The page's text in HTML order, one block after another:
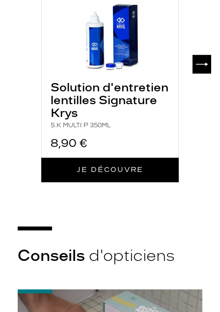
Solution d'entretien
lentilles Signature
Krys
S.K MULTI P 350ML
8,90 €
JE DÉCOUVRE
Conseils d'opticiens
-
Quelques